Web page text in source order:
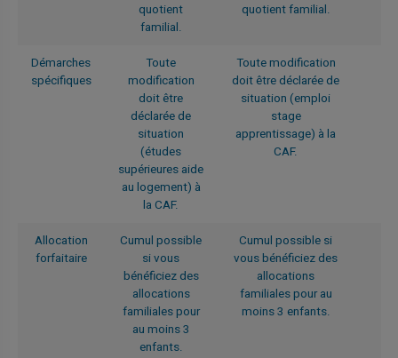
quotient
familial.
quotient familial.
Démarches
spécifiques
Toute
modification
doit être
déclarée de
situation
(études
supérieures aide
au logement) à
la CAF.
Toute modification
doit être déclarée de
situation (emploi
stage
apprentissage) à la
CAF.
Allocation
forfaitaire
Cumul possible
si vous
bénéficiez des
allocations
familiales pour
au moins 3
enfants.
Cumul possible si
vous bénéficiez des
allocations
familiales pour au
moins 3 enfants.